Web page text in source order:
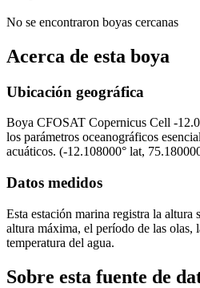
No se encontraron boyas cercanas
Acerca de esta boya
Ubicación geográfica
Boya CFOSAT Copernicus Cell -
los parámetros oceanográficos
acuáticos. (-12.108000° lat,
Datos medidos
Esta estación marina registra la altura
altura máxima, el período de las olas,
temperatura del agua.
Sobre esta fuente de